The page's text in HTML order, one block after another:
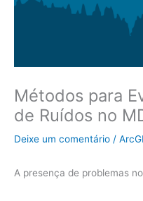
Métodos para
de Ruídos no
Deixe um comentário /
A presença de problemas